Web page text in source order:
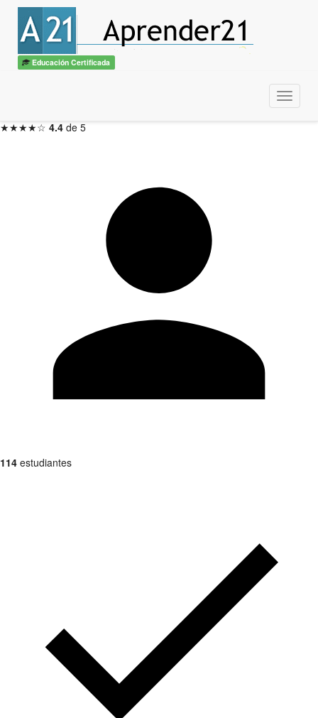
Educación Certificada
Menu
Introducción a la Economía
con diplomaITSS / CBTech
★★★★☆ 4.4 de 5
114 estudiantes